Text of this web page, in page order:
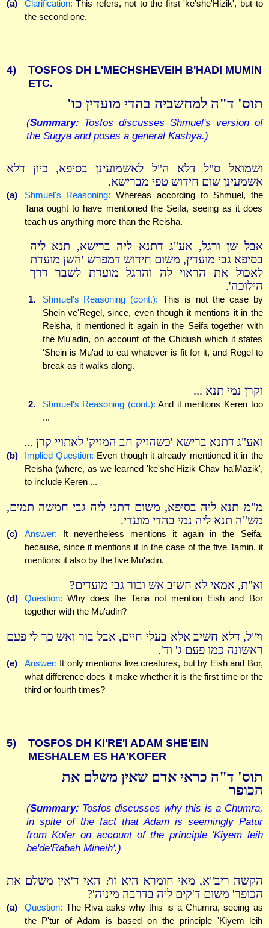
(a) Clarification: This refers, not to the first 'ke'she'Hizik', but to
the second one.
4)
TOSFOS DH L'MECHSHEVEIH B'HADI MUMIN
ETC.
תוס' ד"ה למחשביה בהדי מועדין כו'
(Summary: Tosfos discusses Shmuel's version of
the Sugya and poses a general Kashya.)
ושמואל ס"ל דלא ה"ל לאשמועינן בסיפא, כיון דלא
אשמעינן שום חידוש טפי מברישא.
(a) Shmuel's Reasoning: Whereas according to Shmuel, the
Tana ought to have mentioned the Seifa, seeing as it does
teach us anything more than the Reisha.
אבל שן ורגל, אע"ג דתנא ליה ברישא, תנא ליה
בסיפא גבי מועדין, משום חידוש דמפרש 'השן מועדת
לאכול את הראוי לה והרגל מועדת לשבר דרך
הילוכה'.
1. Shmuel's Reasoning (cont.): This is not the case by
Shein ve'Regel, since, even though it mentions it in the
Reisha, it mentioned it again in the Seifa together with
the Mu'adin, on account of the Chidush which it states
'Shein is Mu'ad to eat whatever is fit for it, and Regel to
break as it walks along.
וקרן נמי תנא ...
2. Shmuel's Reasoning (cont.): And it mentions Keren too
...
ואע"ג דתנא ברישא 'כשהזיק חב המזיק' לאתויי קרן ...
(b) Implied Question: Even though it already mentioned it in the
Reisha (where, as we learned 'ke'she'Hizik Chav ha'Mazik',
to include Keren ...
מ"מ תנא ליה בסיפא, משום דתני ליה גבי חמשה תמים,
מש"ה תנא ליה נמי בהדי מועדי.
(c) Answer: It nevertheless mentions it again in the Seifa,
because, since it mentions it in the case of the five Tamin, it
mentions it also by the five Mu'adin.
וא"ת, אמאי לא חשיב אש ובור גבי מועדים?
(d) Question: Why does the Tana not mention Eish and Bor
together with the Mu'adin?
וי"ל, דלא חשיב אלא בעלי חיים, אבל בור ואש כך לי פעם
ראשונה כמו פעם ג' וד'.
(e) Answer: It only mentions live creatures, but by Eish and Bor,
what difference does it make whether it is the first time or the
third or fourth times?
5)
TOSFOS DH KI'RE'I ADAM SHE'EIN
MESHALEM ES HA'KOFER
תוס' ד"ה כראי אדם שאין משלם את
הכופר
(Summary: Tosfos discusses why this is a Chumra,
in spite of the fact that Adam is seemingly Patur
from Kofer on account of the principle 'Kiyem leih
be'de'Rabah Mineih'.)
הקשה ריב"א, מאי חומרא היא זו? האי ד'אין משלם את
הכופר' משום ד'קים ליה בדרבה מיניה'?
(a) Question: The Riva asks why this is a Chumra, seeing as
the P'tur of Adam is based on the principle 'Kiyem leih